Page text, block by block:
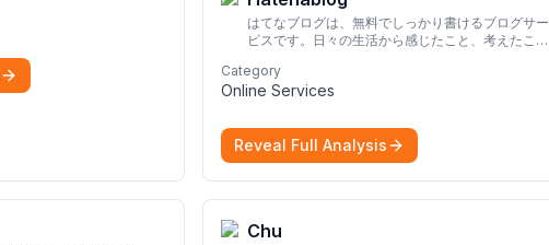
はてなブログは、無料でしっかり書けるブログサー
ビスです。日々の生活から感じたこと、考えたこと
Category
Online Services
Reveal Full Analysis
Chu